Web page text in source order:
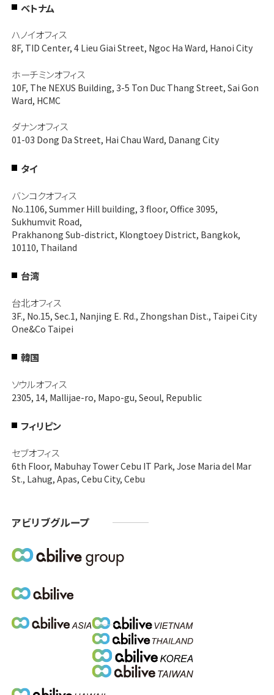
ベトナム
ハノイオフィス
8F, TID Center, 4 Lieu Giai Street, Ngoc Ha Ward, Hanoi City
ホーチミンオフィス
10F, The NEXUS Building, 3-5 Ton Duc Thang Street, Sai Gon
Ward, HCMC
ダナンオフィス
01-03 Dong Da Street, Hai Chau Ward, Danang City
タイ
バンコクオフィス
No.1106, Summer Hill building, 3 floor, Office 3095,
Sukhumvit Road,
Prakhanong Sub-district, Klongtoey District, Bangkok,
10110, Thailand
台湾
台北オフィス
3F., No.15, Sec.1, Nanjing E. Rd., Zhongshan Dist., Taipei City
One&Co Taipei
韓国
ソウルオフィス
2305, 14, Mallijae-ro, Mapo-gu, Seoul, Republic
フィリピン
セブオフィス
6th Floor, Mabuhay Tower Cebu IT Park, Jose Maria del Mar
St., Lahug, Apas, Cebu City, Cebu
アビリブグループ